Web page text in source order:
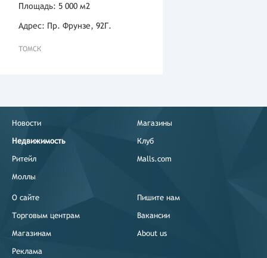
Площадь: 5 000 м2
Адрес: Пр. Фрунзе, 92Г.
ТОМСК
Новости
Недвижимость
Ритейл
Моллы
Магазины
Клуб
Malls.com
О сайте
Торговым центрам
Магазинам
Реклама
Пишите нам
Вакансии
About us